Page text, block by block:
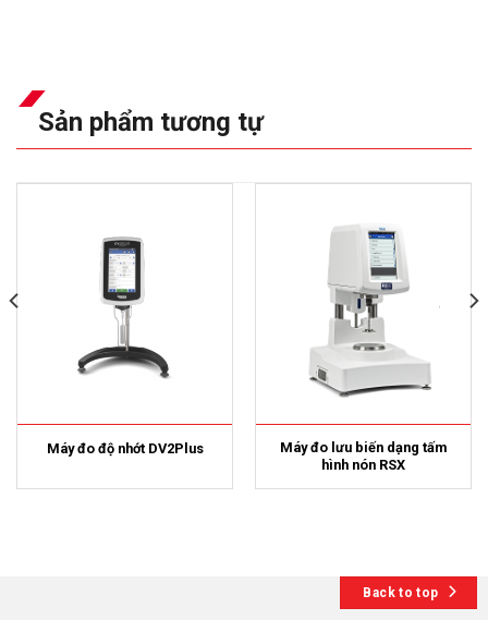
Sản phẩm tương tự
Máy đo độ nhớt DV2Plus
Máy đo lưu biến dạng tấm
hình nón RSX
Back to top